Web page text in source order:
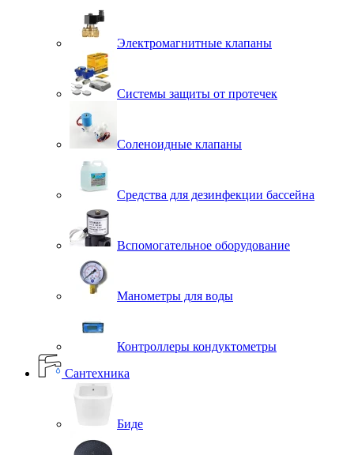
Электромагнитные клапаны
Системы защиты от протечек
Соленоидные клапаны
Средства для дезинфекции бассейна
Вспомогательное оборудование
Манометры для воды
Контроллеры кондуктометры
Сантехника
Биде